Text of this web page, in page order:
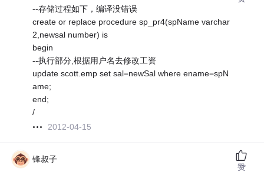
--存储过程如下，编译没错误
create or replace procedure sp_pr4(spName varchar
2,newsal number) is
begin
--执行部分,根据用户名去修改工资
update scott.emp set sal=newSal where ename=spN
ame;
end;
/
2012-04-15
锋叔子
赞